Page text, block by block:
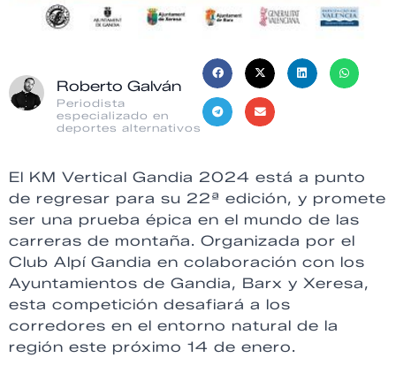
Roberto Galván
Periodista
especializado en
deportes alternativos
El KM Vertical Gandia 2024 está a punto
de regresar para su 22ª edición, y promete
ser una prueba épica en el mundo de las
carreras de montaña. Organizada por el
Club Alpí Gandia en colaboración con los
Ayuntamientos de Gandia, Barx y Xeresa,
esta competición desafiará a los
corredores en el entorno natural de la
región este próximo 14 de enero.